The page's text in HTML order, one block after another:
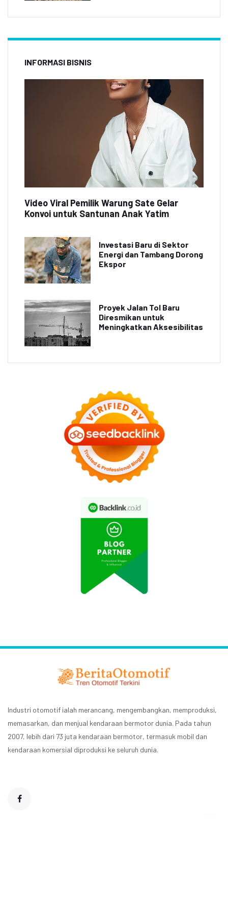
INFORMASI BISNIS
Video Viral Pemilik Warung Sate Gelar
Konvoi untuk Santunan Anak Yatim
Investasi Baru di Sektor
Energi dan Tambang Dorong
Ekspor
Proyek Jalan Tol Baru
Diresmikan untuk
Meningkatkan Aksesibilitas
Industri otomotif ialah merancang, mengembangkan, memproduksi,
memasarkan, dan menjual kendaraan bermotor dunia. Pada tahun
2007, lebih dari 73 juta kendaraan bermotor, termasuk mobil dan
kendaraan komersial diproduksi ke seluruh dunia.